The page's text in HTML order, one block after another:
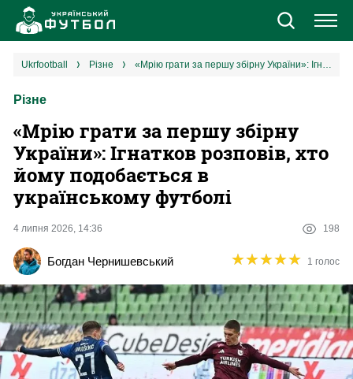
Новини
Єврокубки
УПЛ
2 ліга
Різне
Букмекери
ukrfootball різне «Мрію грати за першу збірну України»: Ігнатков розповів, хто йому подобається в українському футболі
Різне
«Мрію грати за першу збірну
України»: Ігнатков розповів, хто
йому подобається в
українському футболі
4 липня 2026, 14:36 198
Богдан Чернишевський ★★★★★
★★★★★ 1 голос